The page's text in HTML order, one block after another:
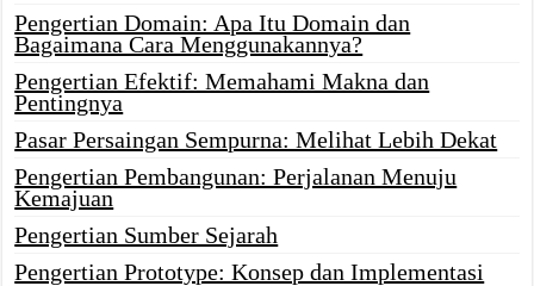
Pengertian Domain: Apa Itu Domain dan
Bagaimana Cara Menggunakannya?
Pengertian Efektif: Memahami Makna dan
Pentingnya
Pasar Persaingan Sempurna: Melihat Lebih Dekat
Pengertian Pembangunan: Perjalanan Menuju
Kemajuan
Pengertian Sumber Sejarah
Pengertian Prototype: Konsep dan Implementasi